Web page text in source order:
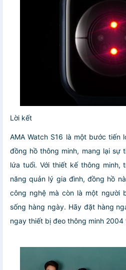
Lời kết
AMA Watch S16 là một bước tiến
đồng hồ thông minh, mang lại sự
lứa tuổi. Với thiết kế thông minh,
năng quản lý gia đình, đồng hồ
công nghệ mà còn là một người
sống hàng ngày. Hãy đặt hàng
ngay thiết bị đeo thông minh 2004